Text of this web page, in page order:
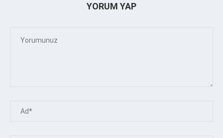
YORUM YAP